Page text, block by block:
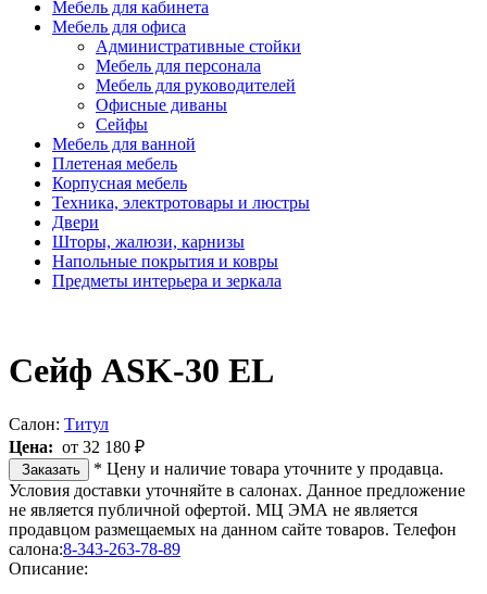
Мебель для кабинета
Мебель для офиса
Административные стойки
Мебель для персонала
Мебель для руководителей
Офисные диваны
Сейфы
Мебель для ванной
Плетеная мебель
Корпусная мебель
Техника, электротовары и люстры
Двери
Шторы, жалюзи, карнизы
Напольные покрытия и ковры
Предметы интерьера и зеркала
Сейф ASK-30 EL
Салон: Титул
Цена: от 32 180 ₽
Заказать
* Цену и наличие товара уточните у продавца.
Условия доставки уточняйте в салонах. Данное предложение
не является публичной офертой. МЦ ЭМА не является
продавцом размещаемых на данном сайте товаров. Телефон
салона:8-343-263-78-89
Описание: